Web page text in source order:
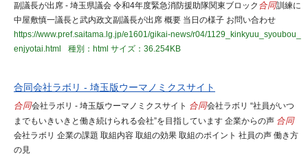
副議長が出席 - 埼玉県議会 令和4年度緊急消防援助隊関東ブロック 合同訓練に
中屋敷慎一議長と武内政文副議長が出席 概要 当日の様子 お問い合わせ
https://www.pref.saitama.lg.jp/e1601/gikai-news/r04/1129_kinkyuu_syoubou_
enjyotai.html
種別：html サイズ：36.254KB
合同会社ラボリ - 埼玉版ウーマノミクスサイト
合同会社ラボリ - 埼玉版ウーマノミクスサイト 合同会社ラボリ “社員がいつ
までもいきいきと働き続けられる会社”を目指しています 企業からの声 合同
会社ラボリ 企業の課題 取組内容 取組の効果 取組のポイント 社員の声 働き方
の見